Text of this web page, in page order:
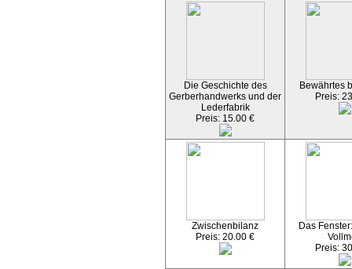
Die Geschichte des
Gerberhandwerks und der
Lederfabrik
Preis: 15.00 €
Bewährtes
Preis:
Zwischenbilanz
Preis: 20.00 €
Das
Preis: